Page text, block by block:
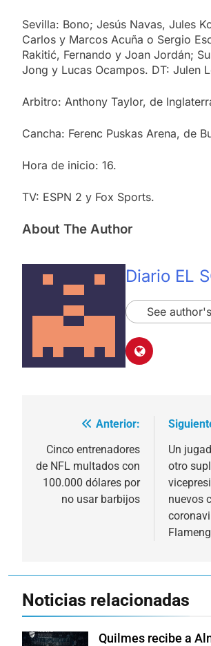
Sevilla: Bono; Jesús Navas, Jules
Carlos y Marcos Acuña o Sergio
Rakitić, Fernando y Joan Jordán;
Jong y Lucas Ocampos. DT: Julen
Arbitro: Anthony Taylor, de
Cancha: Ferenc Puskas Arena, de
Hora de inicio: 16.
TV: ESPN 2 y Fox Sports.
About The Author
Diario EL
See
Navegación
de
entradas
Anterior:
Cinco entrenadores
de NFL multados con
100.000 dólares por
no usar barbijos
Un
otro
nuevos
Noticias relacionadas
Quilmes recibe a